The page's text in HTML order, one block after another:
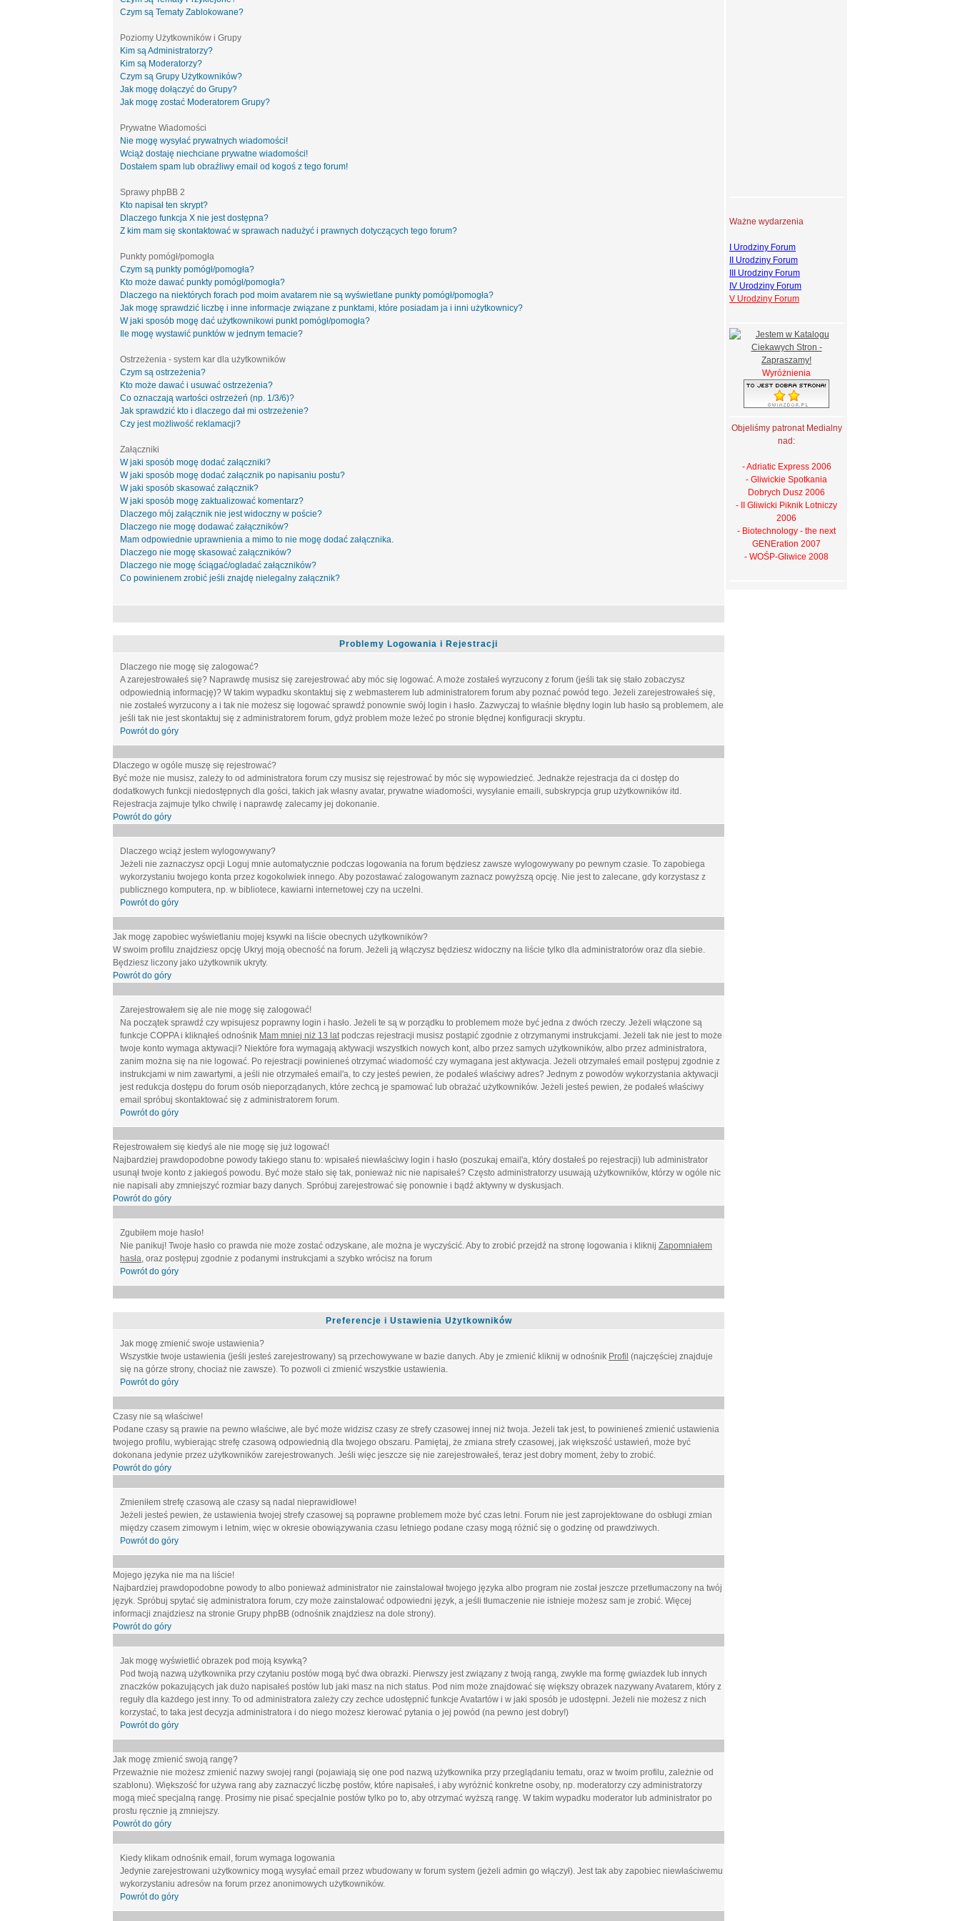
Czym są Tematy Zablokowane?
Poziomy Użytkowników i Grupy
Kim są Administratorzy?
Kim są Moderatorzy?
Czym są Grupy Użytkowników?
Jak mogę dołączyć do Grupy?
Jak mogę zostać Moderatorem Grupy?
Prywatne Wiadomości
Nie mogę wysyłać prywatnych wiadomości!
Wciąż dostaję niechciane prywatne wiadomości!
Dostałem spam lub obraźliwy email od kogoś z tego forum!
Sprawy phpBB 2
Kto napisał ten skrypt?
Dlaczego funkcja X nie jest dostępna?
Z kim mam się skontaktować w sprawach nadużyć i prawnych dotyczących tego forum?
Punkty pomógł/pomogła
Czym są punkty pomógł/pomogła?
Kto może dawać punkty pomógł/pomogła?
Dlaczego na niektórych forach pod moim avatarem nie są wyświetlane punkty pomógł/pomogła?
Jak mogę sprawdzić liczbę i inne informacje związane z punktami, które posiadam ja i inni użytkownicy?
W jaki sposób mogę dać użytkownikowi punkt pomógł/pomogła?
Ile mogę wystawić punktów w jednym temacie?
Ostrzeżenia - system kar dla użytkowników
Czym są ostrzeżenia?
Kto może dawać i usuwać ostrzeżenia?
Co oznaczają wartości ostrzeżeń (np. 1/3/6)?
Jak sprawdzić kto i dlaczego dał mi ostrzeżenie?
Czy jest możliwość reklamacji?
Załączniki
W jaki sposób mogę dodać załączniki?
W jaki sposób mogę dodać załącznik po napisaniu postu?
W jaki sposób skasować załącznik?
W jaki sposób mogę zaktualizować komentarz?
Dlaczego mój załącznik nie jest widoczny w poście?
Dlaczego nie mogę dodawać załączników?
Mam odpowiednie uprawnienia a mimo to nie mogę dodać załącznika.
Dlaczego nie mogę skasować załączników?
Dlaczego nie mogę ściągać/ogladać załączników?
Co powinienem zrobić jeśli znajdę nielegalny załącznik?
Problemy Logowania i Rejestracji
Dlaczego nie mogę się zalogować?
A zarejestrowałeś się? Naprawdę musisz się zarejestrować aby móc się logować. A może zostałeś wyrzucony z forum (jeśli tak się stało zobaczysz
odpowiednią informację)? W takim wypadku skontaktuj się z webmasterem lub administratorem forum aby poznać powód tego. Jeżeli zarejestrowałeś się,
nie zostałeś wyrzucony a i tak nie możesz się logować sprawdź ponownie swój login i hasło. Zazwyczaj to właśnie błędny login lub hasło są problemem, ale
jeśli tak nie jest skontaktuj się z administratorem forum, gdyż problem może leżeć po stronie błędnej konfiguracji skryptu.
Powrót do góry
Dlaczego w ogóle muszę się rejestrować?
Być może nie musisz, zależy to od administratora forum czy musisz się rejestrować by móc się wypowiedzieć. Jednakże rejestracja da ci dostęp do
dodatkowych funkcji niedostępnych dla gości, takich jak własny avatar, prywatne wiadomości, wysyłanie emaili, subskrypcja grup użytkowników itd.
Rejestracja zajmuje tylko chwilę i naprawdę zalecamy jej dokonanie.
Powrót do góry
Dlaczego wciąż jestem wylogowywany?
Jeżeli nie zaznaczysz opcji Loguj mnie automatycznie podczas logowania na forum będziesz zawsze wylogowywany po pewnym czasie. To zapobiega
wykorzystaniu twojego konta przez kogokolwiek innego. Aby pozostawać zalogowanym zaznacz powyższą opcję. Nie jest to zalecane, gdy korzystasz z
publicznego komputera, np. w bibliotece, kawiarni internetowej czy na uczelni.
Powrót do góry
Jak mogę zapobiec wyświetlaniu mojej ksywki na liście obecnych użytkowników?
W swoim profilu znajdziesz opcję Ukryj moją obecność na forum. Jeżeli ją włączysz będziesz widoczny na liście tylko dla administratorów oraz dla siebie.
Będziesz liczony jako użytkownik ukryty.
Powrót do góry
Zarejestrowałem się ale nie mogę się zalogować!
Na początek sprawdź czy wpisujesz poprawny login i hasło. Jeżeli te są w porządku to problemem może być jedna z dwóch rzeczy. Jeżeli włączone są
funkcje COPPA i kliknąłeś odnośnik Mam mniej niż 13 latpodczas rejestracji musisz postąpić zgodnie z otrzymanymi instrukcjami. Jeżeli tak nie jest to może
twoje konto wymaga aktywacji? Niektóre fora wymagają aktywacji wszystkich nowych kont, albo przez samych użytkowników, albo przez administratora,
zanim można się na nie logować. Po rejestracji powinieneś otrzymać wiadomość czy wymagana jest aktywacja. Jeżeli otrzymałeś email postępuj zgodnie z
instrukcjami w nim zawartymi, a jeśli nie otrzymałeś email'a, to czy jesteś pewien, że podałeś właściwy adres? Jednym z powodów wykorzystania aktywacji
jest redukcja dostępu do forum osób nieporządanych, które zechcą je spamować lub obrażać użytkowników. Jeżeli jesteś pewien, że podałeś właściwy
email spróbuj skontaktować się z administratorem forum.
Powrót do góry
Rejestrowałem się kiedyś ale nie mogę się już logować!
Najbardziej prawdopodobne powody takiego stanu to: wpisałeś niewłaściwy login i hasło (poszukaj email'a, który dostałeś po rejestracji) lub administrator
usunął twoje konto z jakiegoś powodu. Być może stało się tak, ponieważ nic nie napisałeś? Często administratorzy usuwają użytkowników, którzy w ogóle nic
nie napisali aby zmniejszyć rozmiar bazy danych. Spróbuj zarejestrować się ponownie i bądź aktywny w dyskusjach.
Powrót do góry
Zgubiłem moje hasło!
Nie panikuj! Twoje hasło co prawda nie może zostać odzyskane, ale można je wyczyścić. Aby to zrobić przejdź na stronę logowania i kliknij Zapomniałem
hasła, oraz postępuj zgodnie z podanymi instrukcjami a szybko wrócisz na forum
Powrót do góry
Preferencje i Ustawienia Użytkowników
Jak mogę zmienić swoje ustawienia?
Wszystkie twoje ustawienia (jeśli jesteś zarejestrowany) są przechowywane w bazie danych. Aby je zmienić kliknij w odnośnik Profil (najczęściej znajduje
się na górze strony, chociaż nie zawsze). To pozwoli ci zmienić wszystkie ustawienia.
Powrót do góry
Czasy nie są właściwe!
Podane czasy są prawie na pewno właściwe, ale być może widzisz czasy ze strefy czasowej innej niż twoja. Jeżeli tak jest, to powinieneś zmienić ustawienia
twojego profilu, wybierając strefę czasową odpowiednią dla twojego obszaru. Pamiętaj, że zmiana strefy czasowej, jak większość ustawień, może być
dokonana jedynie przez użytkowników zarejestrowanych. Jeśli więc jeszcze się nie zarejestrowałeś, teraz jest dobry moment, żeby to zrobić.
Powrót do góry
Zmieniłem strefę czasową ale czasy są nadal nieprawidłowe!
Jeżeli jesteś pewien, że ustawienia twojej strefy czasowej są poprawne problemem może być czas letni. Forum nie jest zaprojektowane do osbługi zmian
między czasem zimowym i letnim, więc w okresie obowiązywania czasu letniego podane czasy mogą różnić się o godzinę od prawdziwych.
Powrót do góry
Mojego języka nie ma na liście!
Najbardziej prawdopodobne powody to albo ponieważ administrator nie zainstalował twojego języka albo program nie został jeszcze przetłumaczony na twój
język. Spróbuj spytać się administratora forum, czy może zainstalować odpowiedni język, a jeśli tłumaczenie nie istnieje możesz sam je zrobić. Więcej
informacji znajdziesz na stronie Grupy phpBB (odnośnik znajdziesz na dole strony).
Powrót do góry
Jak mogę wyświetlić obrazek pod moją ksywką?
Pod twoją nazwą użytkownika przy czytaniu postów mogą być dwa obrazki. Pierwszy jest związany z twoją rangą, zwykle ma formę gwiazdek lub innych
znaczków pokazujących jak dużo napisałeś postów lub jaki masz na nich status. Pod nim może znajdować się większy obrazek nazywany Avatarem, który z
reguły dla każdego jest inny. To od administratora zależy czy zechce udostępnić funkcje Avatartów i w jaki sposób je udostępni. Jeżeli nie możesz z nich
korzystać, to taka jest decyzja administratora i do niego możesz kierować pytania o jej powód (na pewno jest dobry!)
Powrót do góry
Jak mogę zmienić swoją rangę?
Przeważnie nie możesz zmienić nazwy swojej rangi (pojawiają się one pod nazwą użytkownika przy przeglądaniu tematu, oraz w twoim profilu, zależnie od
szablonu). Większość for używa rang aby zaznaczyć liczbę postów, które napisałeś, i aby wyróżnić konkretne osoby, np. moderatorzy czy administratorzy
mogą mieć specjalną rangę. Prosimy nie pisać specjalnie postów tylko po to, aby otrzymać wyższą rangę. W takim wypadku moderator lub administrator po
prostu ręcznie ją zmniejszy.
Powrót do góry
Kiedy klikam odnośnik email, forum wymaga logowania
Jedynie zarejestrowani użytkownicy mogą wysyłać email przez wbudowany w forum system (jeżeli admin go włączył). Jest tak aby zapobiec niewłaściwemu
wykorzystaniu adresów na forum przez anonimowych użytkowników.
Powrót do góry
Ważne wydarzenia
I Urodziny Forum
II Urodziny Forum
III Urodziny Forum
IV Urodziny Forum
V Urodziny Forum
Wyróżnienia
Objeliśmy patronat Medialny
nad:
- Adriatic Express 2006
- Gliwickie Spotkania
Dobrych Dusz 2006
- II Gliwicki Piknik Lotniczy
2006
- Biotechnology - the next
GENEration 2007
- WOŚP-Gliwice 2008